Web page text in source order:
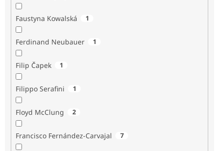
Faustyna Kowalská 1
Ferdinand Neubauer 1
Filip Čapek 1
Filippo Serafini 1
Floyd McClung 2
Francisco Fernández-Carvajal 7